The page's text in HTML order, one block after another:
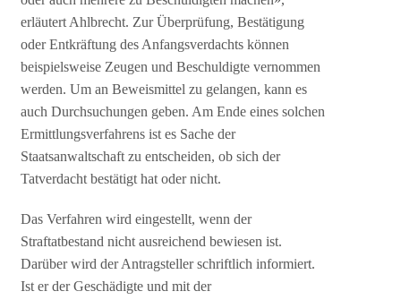
erläutert Ahlbrecht. Zur Überprüfung, Bestätigung
oder Entkräftung des Anfangsverdachts können
beispielsweise Zeugen und Beschuldigte vernommen
werden. Um an Beweismittel zu gelangen, kann es
auch Durchsuchungen geben. Am Ende eines solchen
Ermittlungsverfahrens ist es Sache der
Staatsanwaltschaft zu entscheiden, ob sich der
Tatverdacht bestätigt hat oder nicht.
Das Verfahren wird eingestellt, wenn der
Straftatbestand nicht ausreichend bewiesen ist.
Darüber wird der Antragsteller schriftlich informiert.
Ist er der Geschädigte und mit der